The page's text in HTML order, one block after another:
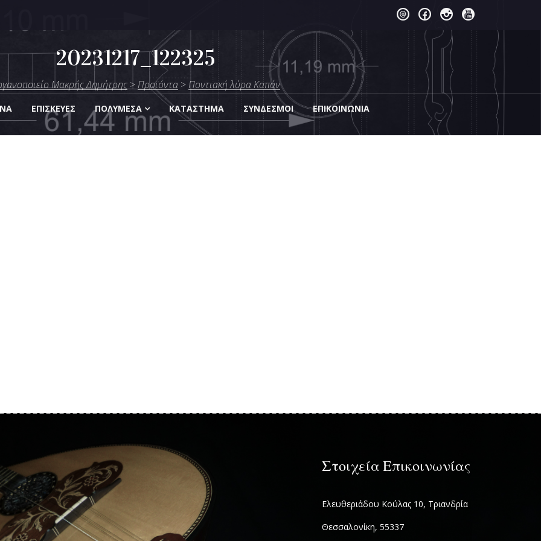
ΕΠΙΣΚΕΎΕΣ ΠΟΛΥΜΈΣΑ KΑΤΆΣΤΗΜΑ ΣΎΝΔΕΣΜΟΙ EΠΙΚΟΙΝΩΝΊΑ
20231217_122325
Μακρής Δημήτρης > Προϊόντα >Ποντιακή λύρα Καπάν
Στοιχεία Επικοινωνίας
Ελευθεριάδου Κούλας 10, Τριανδρία
Θεσσαλονίκη, 55337